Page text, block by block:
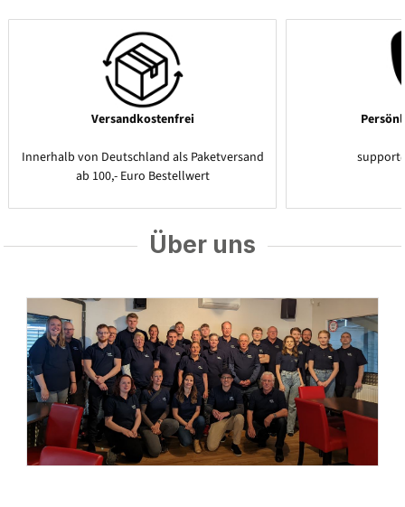
Versandkostenfrei
Innerhalb von Deutschland als Paketversand
ab 100,- Euro Bestellwert
Über uns